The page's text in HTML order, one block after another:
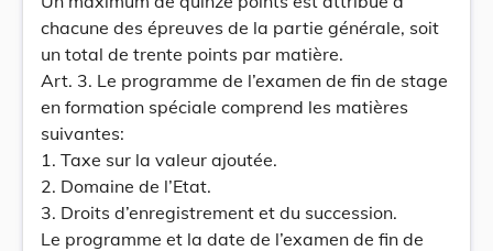
chacune des épreuves de la partie générale, soit
un total de trente points par matière.
Art. 3. Le programme de l’examen de fin de stage
en formation spéciale comprend les matières
suivantes:
1. Taxe sur la valeur ajoutée.
2. Domaine de l’Etat.
3. Droits d’enregistrement et du succession.
Le programme et la date de l’examen de fin de